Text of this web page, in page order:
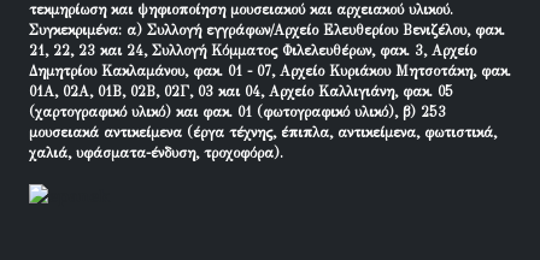
τεκμηρίωση και ψηφιοποίηση μουσειακού και αρχειακού υλικού.
Συγκεκριμένα: α) Συλλογή εγγράφων/Αρχείο Ελευθερίου Βενιζέλου, φακ.
21, 22, 23 και 24, Συλλογή Κόμματος Φιλελευθέρων, φακ. 3, Αρχείο
Δημητρίου Κακλαμάνου, φακ. 01 - 07, Αρχείο Κυριάκου Μητσοτάκη, φακ.
01Α, 02Α, 01Β, 02Β, 02Γ, 03 και 04, Αρχείο Καλλιγιάνη, φακ. 05
(χαρτογραφικό υλικό) και φακ. 01 (φωτογραφικό υλικό), β) 253
μουσειακά αντικείμενα (έργα τέχνης, έπιπλα, αντικείμενα, φωτιστικά,
χαλιά, υφάσματα-ένδυση, τροχοφόρα).